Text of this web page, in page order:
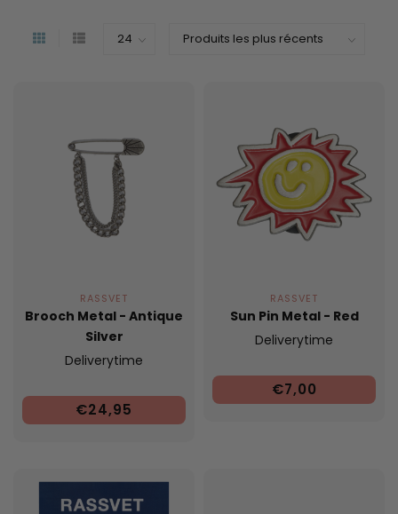
RASSVET
Brooch Metal - Antique
Silver
Deliverytime
€24,95
RASSVET
Sun Pin Metal - Red
Deliverytime
€7,00